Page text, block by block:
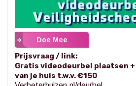
Doe Mee
Prijsvraag / link:
Gratis videodeurbel plaatsen
van je huis t.w.v. €150